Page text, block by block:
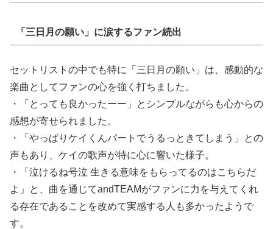
「三日月の願い」に涙するファン続出
セットリストの中でも特に「三日月の願い」は、感動的な
楽曲としてファンの心を強く打ちました。
・「とっても良かったーー」とシンプルながらも心からの
感想が寄せられました。
・「やっぱりケイくんパートでうるっときてしまう」との
声もあり、ケイの歌声が特に心に響いた様子。
・「泣けるね︎号泣 生きる意味をもらってるのはこちらだ
よ︎」と、曲を通じてandTEAMがファンに力を与えてくれ
る存在であることを改めて実感する人も多かったようで
す。